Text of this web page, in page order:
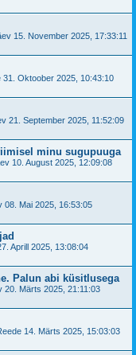
15. November 2025, 17:33:11
31. Oktoober 2025, 10:43:10
21. September 2025, 11:52:09
minu sugupuuga
10. August 2025, 12:09:08
08. Mai 2025, 16:53:05
Aprill 2025, 13:08:04
Palun abi küsitlusega
20. Märts 2025, 21:11:03
14. Märts 2025, 15:03:03